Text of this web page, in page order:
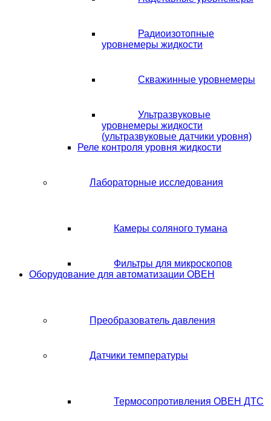
Радиоизотопные
уровнемеры жидкости
Скважинные уровнемеры
Ультразвуковые
уровнемеры жидкости
(ультразвуковые датчики уровня)
Реле контроля уровня жидкости
Лабораторные исследования
Камеры соляного тумана
Фильтры для микроскопов
Оборудование для автоматизации ОВЕН
Преобразователь давления
Датчики температуры
Термосопротивления ОВЕН ДТС